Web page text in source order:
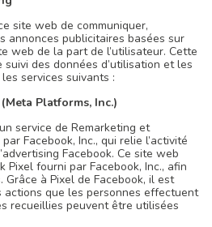
site web de communiquer,
annonces publicitaires basées sur
web de la part de l’utilisateur. Cette
des données d’utilisation et les
services suivants :
Platforms, Inc.)
service de Remarketing et
Facebook, Inc., qui relie l’activité
Facebook. Ce site web
Pixel fourni par Facebook, Inc., afin
à Pixel de Facebook, il est
actions que les personnes effectuent
recueillies peuvent être utilisées